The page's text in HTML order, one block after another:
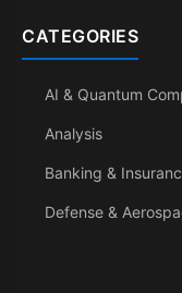
CATEGORIES
AI & Quantum
Analysis
Banking &
Defense &